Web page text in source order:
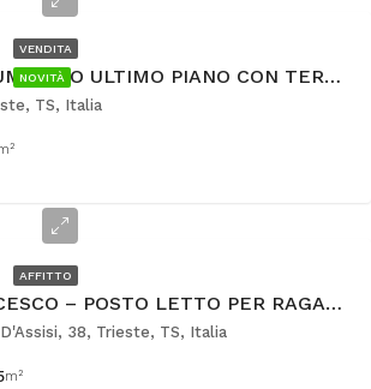
VENDITA
NOVITÀ VIA CONTI – LUMINOSO ULTIMO PIANO CON TERRAZZA ABITABILE
TS, Italia
AFFITTO
VIA SAN FRANCESCO – POSTO LETTO PER RAGAZZO
38, Trieste, TS, Italia
m²